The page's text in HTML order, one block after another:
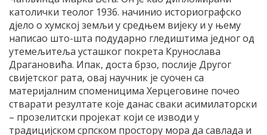
католички теолог 1936. начинио историографско
дјело о хумској земљи у средњем вијеку и у њему
написао што-шта подударно гледиштима једног од
утемељитеља усташког покрета Крунослава
Драгановића. Ипак, доста брзо, послије Другог
свијетског рата, овај научник је суочен са
материјалним споменицима Херцеговине почео
стварати резултате које данас сваки асимилаторски
– прозелитски пројекат који се изводи у
традицијском српском простору мора да савлада и